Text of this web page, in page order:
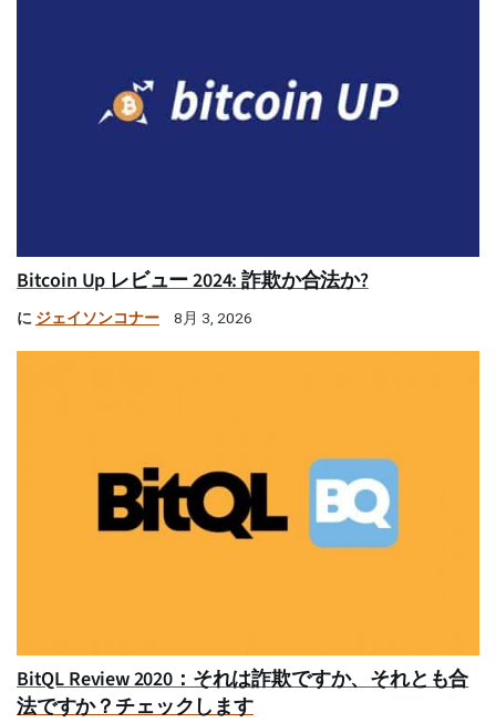
Bitcoin Up レビュー 2024: 詐欺か合法か?
に ジェイソンコナー 8月 3, 2026
BitQL Review 2020：それは詐欺ですか、それとも合
法ですか？チェックします